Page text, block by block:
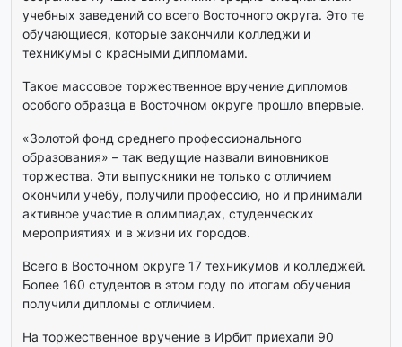
учебных заведений со всего Восточного округа. Это те
обучающиеся, которые закончили колледжи и
техникумы с красными дипломами.
Такое массовое торжественное вручение дипломов
особого образца в Восточном округе прошло впервые.
«Золотой фонд среднего профессионального
образования» – так ведущие назвали виновников
торжества. Эти выпускники не только с отличием
окончили учебу, получили профессию, но и принимали
активное участие в олимпиадах, студенческих
мероприятиях и в жизни их городов.
Всего в Восточном округе 17 техникумов и колледжей.
Более 160 студентов в этом году по итогам обучения
получили дипломы с отличием.
На торжественное вручение в Ирбит приехали 90